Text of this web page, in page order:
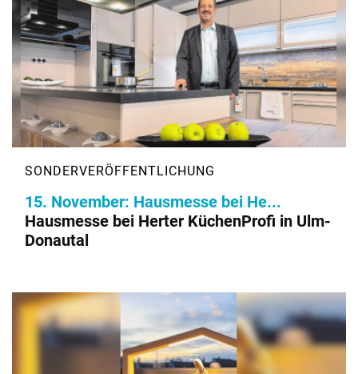
15. November: Hausmesse bei He...
Hausmesse bei Herter KüchenProfi in Ulm-
Donautal